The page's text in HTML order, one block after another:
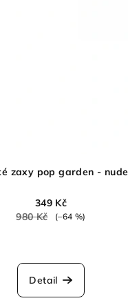
zaxy pop garden - nude
349 Kč
980 Kč
(–64 %)
Detail